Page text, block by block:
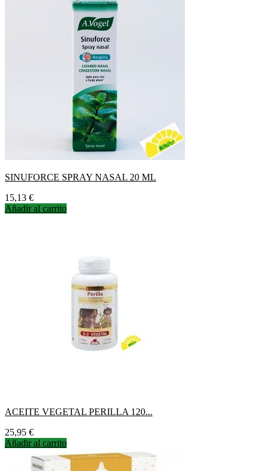
SINUFORCE SPRAY NASAL 20 ML
Precio
15,13 €
Añadir al carrito
ACEITE VEGETAL PERILLA 120...
Precio
25,95 €
Añadir al carrito